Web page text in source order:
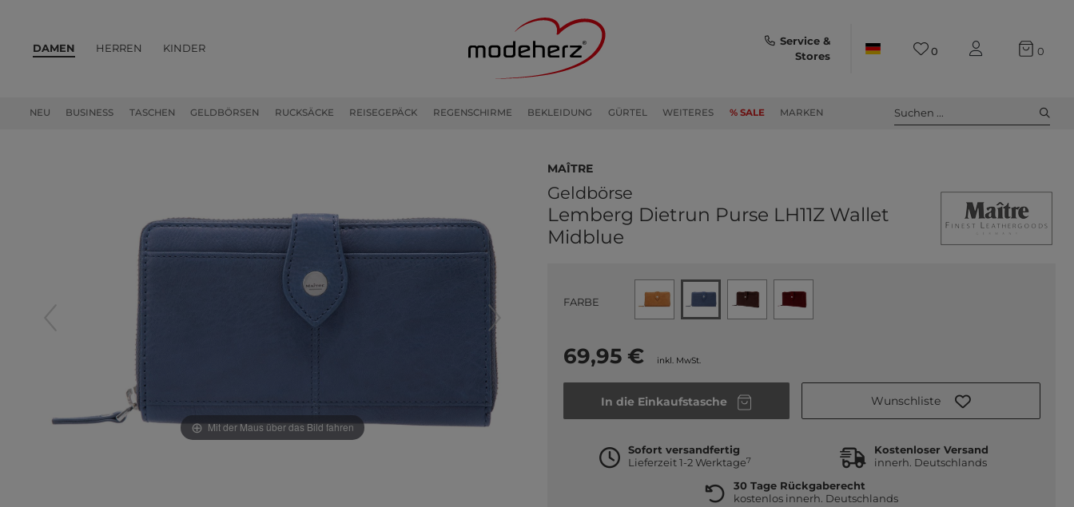
DAMEN
NEU BUSINESS TASCHEN GELDBÖRSEN RUCKSÄCKE REISEGEPÄCK REGENSCHIRME BEKLEIDUNG GÜRTEL WEITERES % SALE MARKEN
HERREN KINDER
Service &
Stores
0 0
Suchen ...
Mit der Maus über das Bild fahren
Maître
Geldbörse
Lemberg Dietrun Purse LH11Z Wallet
Midblue
FARBE
69,95 € inkl. MwSt.
In die Einkaufstasche Wunschliste
Sofort versandfertig
Lieferzeit 1-2 Werktage7
Kostenloser Versand
innerh. Deutschlands
30 Tage Rückgaberecht
kostenlos innerh. Deutschlands